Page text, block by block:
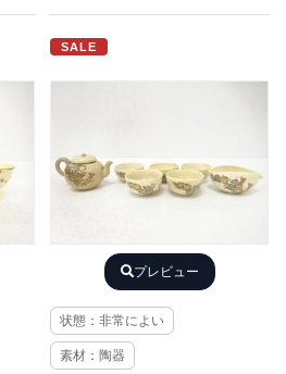
SALE
プレビュー
状態：非常によい
素材：陶器